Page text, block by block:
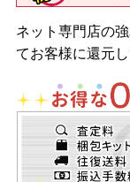
ネット専門店の
てお客様に還元し